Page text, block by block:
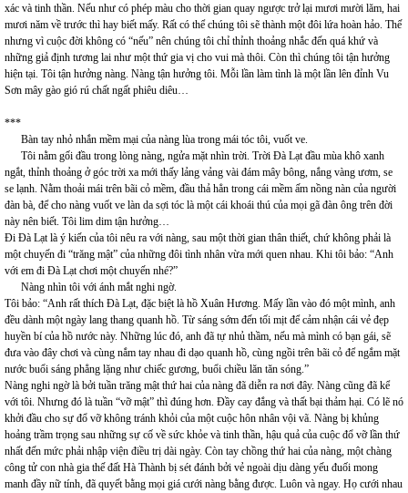
xác và tinh thần. Nếu như có phép màu cho thời gian quay ngược trở lại mươi mười lăm, hai
mươi năm về trước thì hay biết mấy. Rất có thể chúng tôi sẽ thành một đôi lứa hoàn hảo. Thế
nhưng vì cuộc đời không có “nếu” nên chúng tôi chỉ thỉnh thoảng nhắc đến quá khứ và
những giả định tương lai như một thứ gia vị cho vui mà thôi. Còn thì chúng tôi tận hưởng
hiện tại. Tôi tận hưởng nàng. Nàng tận hưởng tôi. Mỗi lần làm tình là một lần lên đỉnh Vu
Sơn mây gào gió rú chất ngất phiêu diêu…
***
Bàn tay nhỏ nhắn mềm mại của nàng lùa trong mái tóc tôi, vuốt ve.
Tôi nằm gối đầu trong lòng nàng, ngửa mặt nhìn trời. Trời Đà Lạt đầu mùa khô xanh
ngắt, thỉnh thoảng ở góc trời xa mới thấy lảng vảng vài đám mây bông, nắng vàng ươm, se
se lạnh. Nằm thoải mái trên bãi cỏ mềm, đầu thả hẳn trong cái mềm ấm nồng nàn của người
đàn bà, để cho nàng vuốt ve làn da sợi tóc là một cái khoái thú của mọi gã đàn ông trên đời
này nên biết. Tôi lim dim tận hưởng…
Đi Đà Lạt là ý kiến của tôi nêu ra với nàng, sau một thời gian thân thiết, chứ không phải là
một chuyến đi “trăng mật” của những đôi tình nhân vừa mới quen nhau. Khi tôi bảo: “Anh
với em đi Đà Lạt chơi một chuyến nhé?”
Nàng nhìn tôi với ánh mắt nghi ngờ.
Tôi bảo: “Anh rất thích Đà Lạt, đặc biệt là hồ Xuân Hương. Mấy lần vào đó một mình, anh
đều dành một ngày lang thang quanh hồ. Từ sáng sớm đến tối mịt để cảm nhận cái vẻ đẹp
huyền bí của hồ nước này. Những lúc đó, anh đã tự nhủ thầm, nếu mà mình có bạn gái, sẽ
đưa vào đây chơi và cùng nắm tay nhau đi dạo quanh hồ, cùng ngồi trên bãi cỏ để ngắm mặt
nước buổi sáng phẳng lặng như chiếc gương, buổi chiều lăn tăn sóng.”
Nàng nghi ngờ là bởi tuần trăng mật thứ hai của nàng đã diễn ra nơi đây. Nàng cũng đã kể
với tôi. Nhưng đó là tuần “vỡ mật” thì đúng hơn. Đầy cay đắng và thất bại thảm hại. Có lẽ nó
khởi đầu cho sự đổ vỡ không tránh khỏi của một cuộc hôn nhân vội vã. Nàng bị khủng
hoảng trầm trọng sau những sự cố về sức khỏe và tinh thần, hậu quả của cuộc đổ vỡ lần thứ
nhất đến mức phải nhập viện điều trị dài ngày. Còn tay chồng thứ hai của nàng, một chàng
công tử con nhà gia thế đất Hà Thành bị sét đánh bởi vẻ ngoài dịu dàng yếu đuối mong
manh đầy nữ tính, đã quyết bằng mọi giá cưới nàng bằng được. Luôn và ngay. Họ cưới nhau